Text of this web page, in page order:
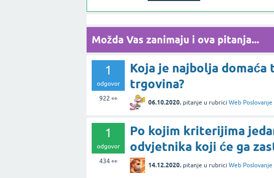
Možda Vas zanimaju i ova pitanja...
1
odgovor
922 👀
Koja je najbolja
trgovina?
06.10.2020. pitanje u rubrici Web Poslovanje
1
odgovor
434👀
Po kojim kriterijima
odvjetnika koji će ga
14.12.2020. pitanje u rubrici Web Poslovanje